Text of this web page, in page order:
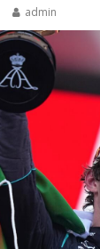
admin